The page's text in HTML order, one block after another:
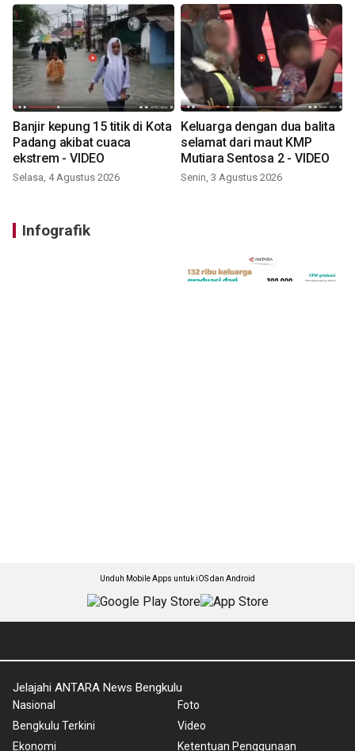
Banjir kepung 15 titik di Kota
Padang akibat cuaca
ekstrem - VIDEO
Selasa, 4 Agustus 2026
Keluarga dengan dua balita
selamat dari maut KMP
Mutiara Sentosa 2 - VIDEO
Senin, 3 Agustus 2026
Infografik
Unduh Mobile Apps untuk iOS dan Android
Jelajahi ANTARA News Bengkulu
Nasional
Bengkulu Terkini
Ekonomi
Foto
Video
Ketentuan Penggunaan